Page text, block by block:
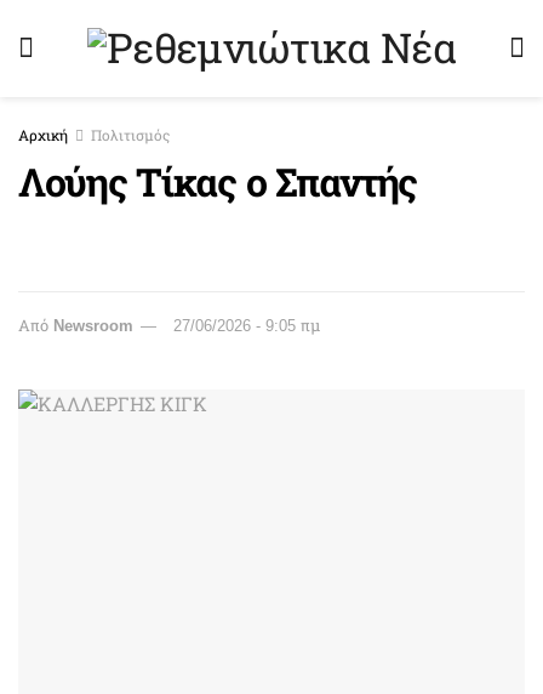
Αρχική Πολιτισμός
Λούης Τίκας ο Σπαντής
Από Newsroom 27/06/2026 - 9:05 πμ